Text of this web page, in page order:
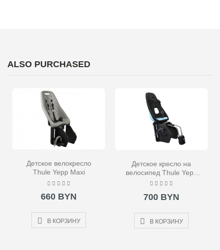
ALSO PURCHASED
Детское велокресло
Thule Yepp Maxi
660 BYN
В КОРЗИНУ
Детское кресло на
велосипед Thule Yepp
Nexxt Maxi Frame
700 BYN
В КОРЗИНУ